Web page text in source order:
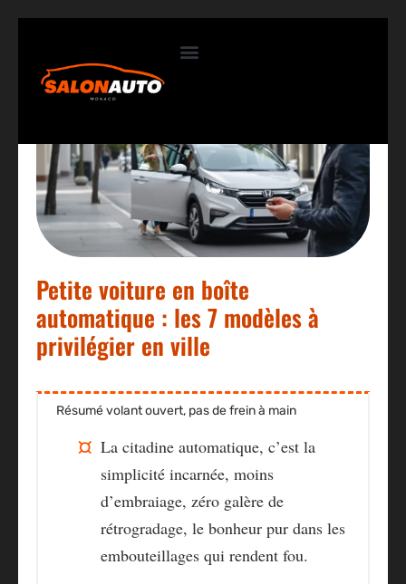
Petite voiture en boîte
automatique : les 7 modèles à
privilégier en ville
Résumé volant ouvert, pas de frein à main
La citadine automatique, c’est la
simplicité incarnée, moins
d’embraiage, zéro galère de
rétrogradage, le bonheur pur dans les
embouteillages qui rendent fou.